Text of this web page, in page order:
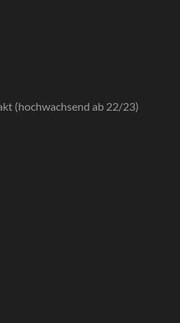
(hochwachsend ab 22/23)